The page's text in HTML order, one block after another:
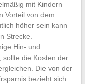
mit Kindern
Vorteil von dem
höher sein kann
Strecke.
Hin- und
sollte die Kosten der
Die von der
bezieht sich